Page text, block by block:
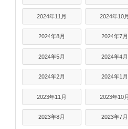
2024年11月 2024年10月
2024年8月 2024年7月
2024年5月 2024年4月
2024年2月 2024年1月
2023年11月 2023年10月
2023年8月 2023年7月